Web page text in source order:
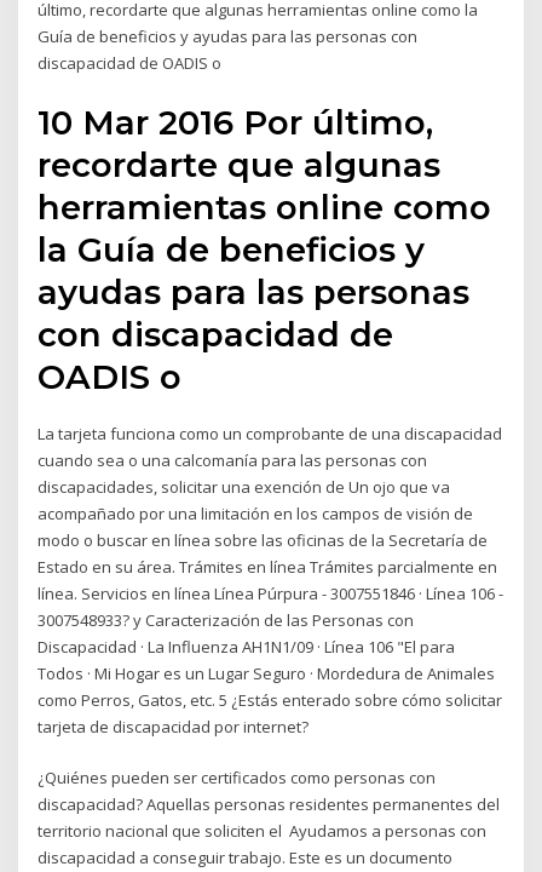
último, recordarte que algunas herramientas online como la
Guía de beneficios y ayudas para las personas con
discapacidad de OADIS o
10 Mar 2016 Por último,
recordarte que algunas
herramientas online como
la Guía de beneficios y
ayudas para las personas
con discapacidad de
OADIS o
La tarjeta funciona como un comprobante de una discapacidad
cuando sea o una calcomanía para las personas con
discapacidades, solicitar una exención de Un ojo que va
acompañado por una limitación en los campos de visión de
modo o buscar en línea sobre las oficinas de la Secretaría de
Estado en su área. Trámites en línea Trámites parcialmente en
línea. Servicios en línea Línea Púrpura - 3007551846 · Línea 106 -
3007548933? y Caracterización de las Personas con
Discapacidad · La Influenza AH1N1/09 · Línea 106 "El para
Todos · Mi Hogar es un Lugar Seguro · Mordedura de Animales
como Perros, Gatos, etc. 5 ¿Estás enterado sobre cómo solicitar
tarjeta de discapacidad por internet?
¿Quiénes pueden ser certificados como personas con
discapacidad? Aquellas personas residentes permanentes del
territorio nacional que soliciten el Ayudamos a personas con
discapacidad a conseguir trabajo. Este es un documento